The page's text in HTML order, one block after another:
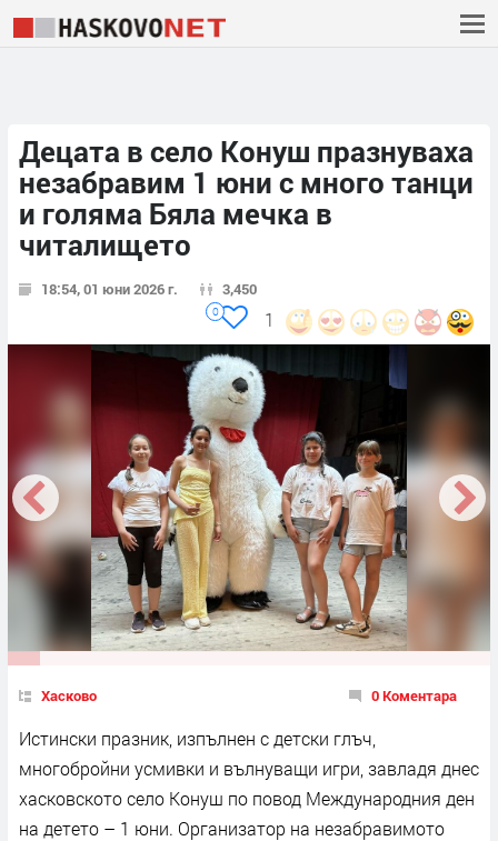
Децата в село Конуш празнуваха
незабравим 1 юни с много танци
и голяма Бяла мечка в
читалището
18:54, 01 юни 2026 г. 3,450
1
0
Хасково 0 Коментара
Истински празник, изпълнен с детски глъч,
многобройни усмивки и вълнуващи игри, завладя днес
хасковското село Конуш по повод Международния ден
на детето – 1 юни. Организатор на незабравимото